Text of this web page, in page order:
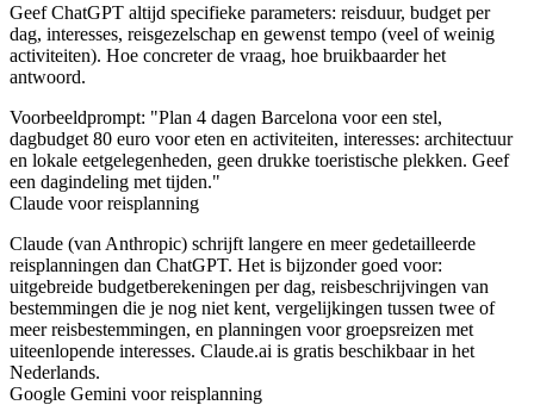
Geef ChatGPT altijd specifieke parameters: reisduur, budget per
dag, interesses, reisgezelschap en gewenst tempo (veel of weinig
activiteiten). Hoe concreter de vraag, hoe bruikbaarder het
antwoord.
Voorbeeldprompt: "Plan 4 dagen Barcelona voor een stel,
dagbudget 80 euro voor eten en activiteiten, interesses: architectuur
en lokale eetgelegenheden, geen drukke toeristische plekken. Geef
een dagindeling met tijden."
Claude voor reisplanning
Claude (van Anthropic) schrijft langere en meer gedetailleerde
reisplanningen dan ChatGPT. Het is bijzonder goed voor:
uitgebreide budgetberekeningen per dag, reisbeschrijvingen van
bestemmingen die je nog niet kent, vergelijkingen tussen twee of
meer reisbestemmingen, en planningen voor groepsreizen met
uiteenlopende interesses. Claude.ai is gratis beschikbaar in het
Nederlands.
Google Gemini voor reisplanning